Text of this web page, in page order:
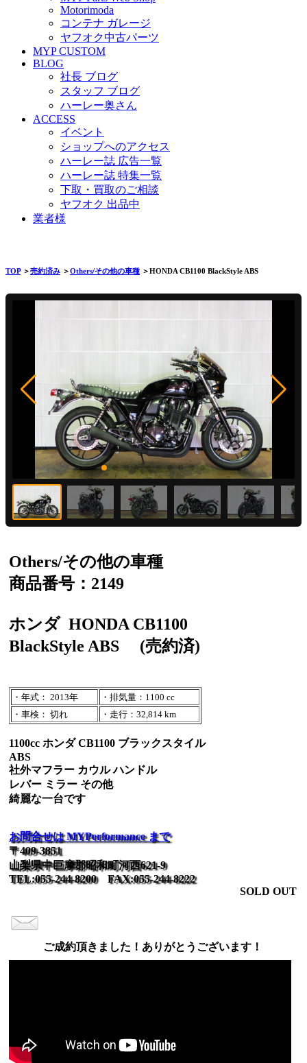
Motorimoda
コンテナ ガレージ
ヤフオク中古パーツ
MYP CUSTOM
BLOG
社長 ブログ
スタッフ ブログ
ハーレー奥さん
ACCESS
イベント
ショップへのアクセス
ハーレー誌 広告一覧
ハーレー誌 特集一覧
下取・買取のご相談
ヤフオク 出品中
業者様
TOP＞売約済み ＞Others/その他の車種 ＞HONDA CB1100 BlackStyle ABS
Others/その他の車種
商品番号：2149
ホンダ HONDA CB1100
BlackStyle ABS
(売約済)
・年式： 2013年
・排気量：1100 cc
・車検： 切れ
・走行：32,814 km
1100cc ホンダ CB1100 ブラックスタイル
ABS
社外マフラー カウル ハンドル
レバー ミラー その他
綺麗な一台です
お問合せは MYPerformance まで
〒409-3851
山梨県中巨摩郡昭和町河西621-9
TEL:055-244-8200 FAX:055-244-8222
SOLD OUT
ご成約頂きました！ありがとうございます！